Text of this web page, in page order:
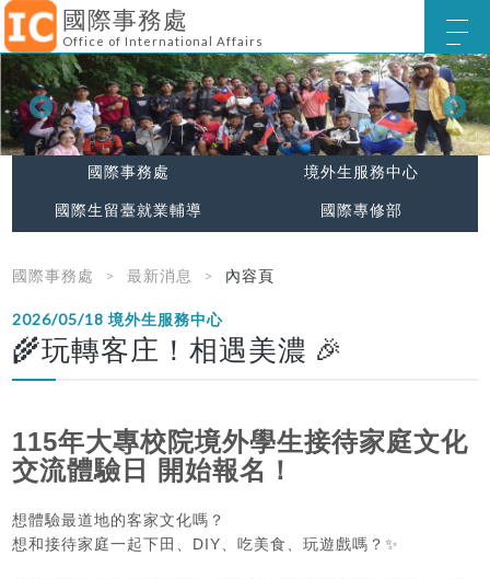
國際事務處
Office of International Affairs
國際事務處 境外生服務中心
國際生留臺就業輔導 國際專修部
國際事務處 最新消息 內容頁
2026/05/18境外生服務中心
🌾玩轉客庄！相遇美濃 🎉
115年大專校院境外學生接待家庭文化
交流體驗日 開始報名！
想體驗最道地的客家文化嗎？
想和接待家庭一起下田、DIY、吃美食、玩遊戲嗎？✨